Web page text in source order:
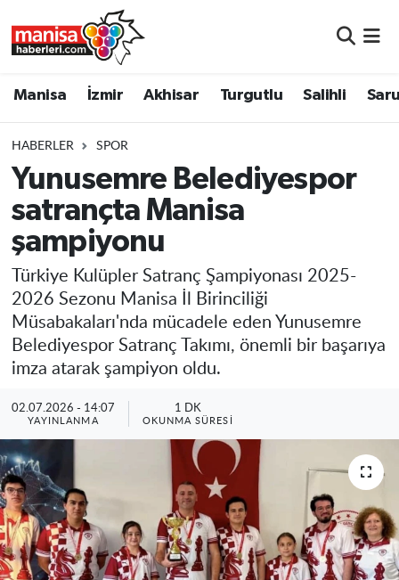
Manisa İzmir Akhisar Turgutlu Salihli
HABERLER SPOR
Yunusemre Belediyespor
satrançta Manisa
şampiyonu
Türkiye Kulüpler Satranç Şampiyonası 2025-
2026 Sezonu Manisa İl Birinciliği
Müsabakaları'nda mücadele eden Yunusemre
Belediyespor Satranç Takımı, önemli bir başarıya
imza atarak şampiyon oldu.
02.07.2026 - 14:07
YAYINLANMA
1 DK
OKUNMA SÜRESI
Turgutlu
Salihli
Saruhanlı
Soma
Manisa Nöbetçi Eczaneler
Manisa Trafik Yoğunluk Haritası
Süper Lig Puan Durumu ve Fikstür
Tüm Manşetler
Son Dakika Haberleri